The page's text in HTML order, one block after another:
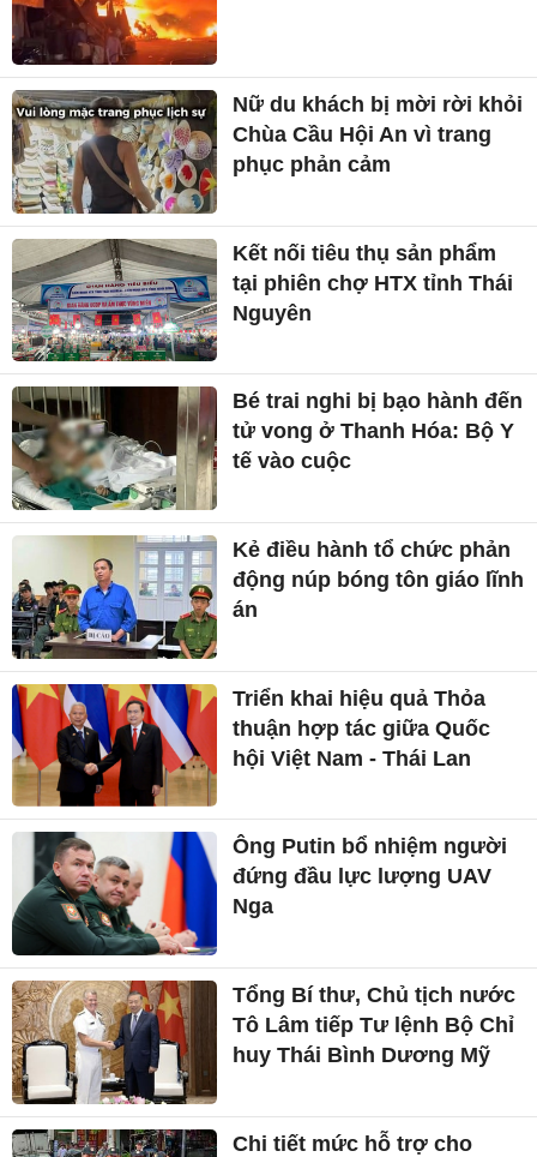
Nữ du khách bị mời rời khỏi
Chùa Cầu Hội An vì trang
phục phản cảm
Kết nối tiêu thụ sản phẩm
tại phiên chợ HTX tỉnh Thái
Nguyên
Bé trai nghi bị bạo hành đến
tử vong ở Thanh Hóa: Bộ Y
tế vào cuộc
Kẻ điều hành tổ chức phản
động núp bóng tôn giáo lĩnh
án
Triển khai hiệu quả Thỏa
thuận hợp tác giữa Quốc
hội Việt Nam - Thái Lan
Ông Putin bổ nhiệm người
đứng đầu lực lượng UAV
Nga
Tổng Bí thư, Chủ tịch nước
Tô Lâm tiếp Tư lệnh Bộ Chỉ
huy Thái Bình Dương Mỹ
Chi tiết mức hỗ trợ cho